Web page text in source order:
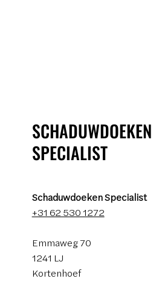
SCHADUWDOEKEN
SPECIALIST
Schaduwdoeken Specialist
+31 62 530 1272
Emmaweg 70
1241 LJ
Kortenhoef